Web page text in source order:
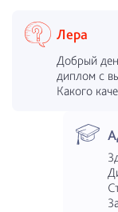
Лера
Добрый
диплом с
Какого